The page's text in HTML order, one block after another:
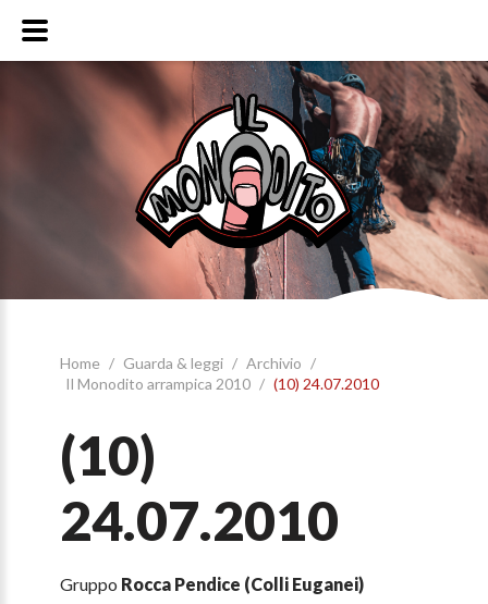
Home / Guarda & leggi / Archivio /
Il Monodito arrampica 2010 / (10) 24.07.2010
(10)
24.07.2010
Gruppo Rocca Pendice (Colli Euganei)